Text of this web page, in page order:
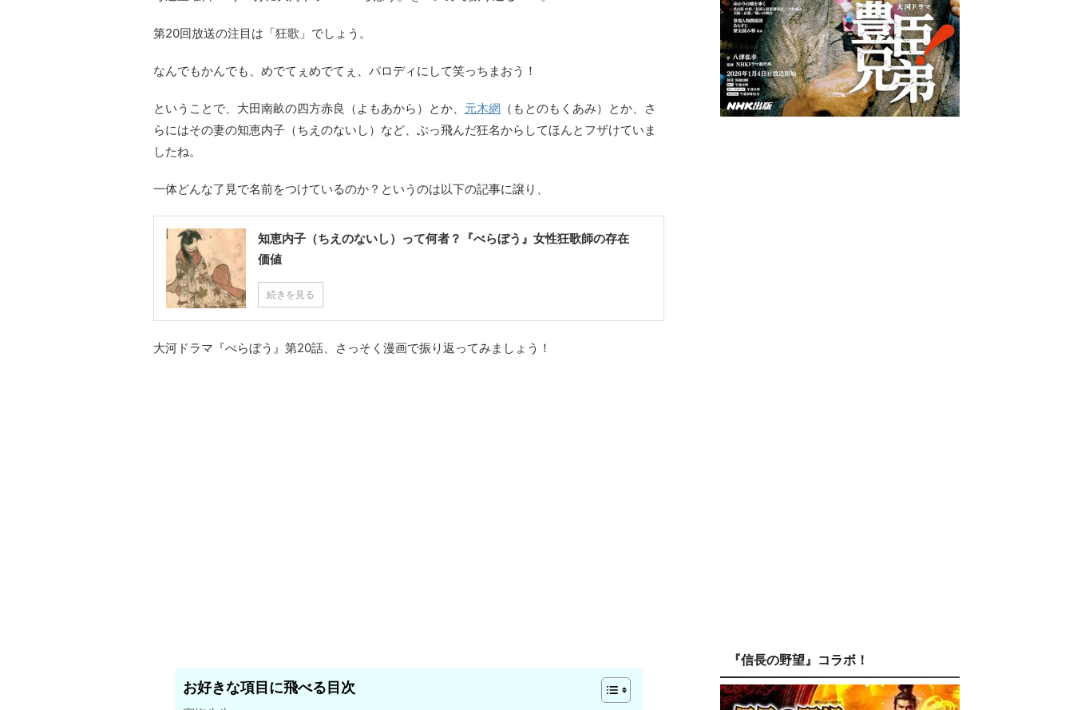
第20回放送の注目は「狂歌」でしょう。
なんでもかんでも、めでてぇめでてぇ、パロディにして笑っちまおう！
ということで、大田南畝の四方赤良（よもあから）とか、 元木網 （もとのもくあみ）とか、さ
らにはその妻の知恵内子（ちえのないし）など、ぶっ飛んだ狂名からしてほんとフザけていま
したね。
一体どんな了見で名前をつけているのか？というのは以下の記事に譲り、
知恵内子（ちえのないし）って何者？『べらぼう』女性狂歌師の存在
価値
続きを見る
大河ドラマ『べらぼう』第20話、さっそく漫画で振り返ってみましょう！
お好きな項目に飛べる目次
『信長の野望』コラボ！